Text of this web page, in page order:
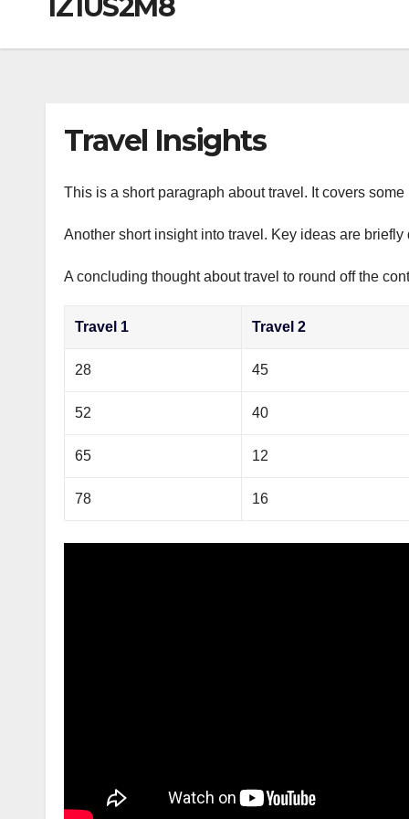
1Z1US2M8
Travel Insights
This is a short paragraph about travel. It covers
Another short insight into travel. Key ideas are briefly
A concluding thought about travel to round off the
Travel 1 Travel 2
28 45
52 40
65 12
78 16
m